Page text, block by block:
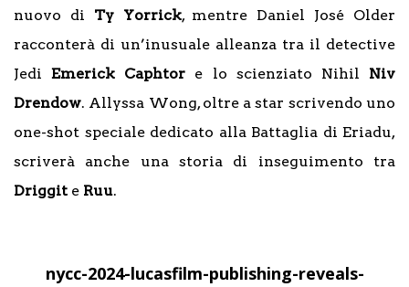
nuovo di Ty Yorrick, mentre Daniel José Older
racconterà di un’inusuale alleanza tra il detective
JediEmerick Caphtor e lo scienziato Nihil Niv
Drendow. Allyssa Wong, oltre a star scrivendo uno
one-shot speciale dedicato alla Battaglia di Eriadu,
scriverà anche una storia di inseguimento tra
Driggit e Ruu.
nycc-2024-lucasfilm-publishing-reveals-